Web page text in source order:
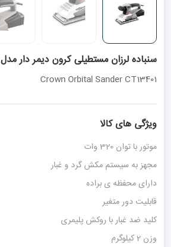
سنباده لرزان مستطیلی کرون دیمر دار مدل CT13401
Crown Orbital Sander CT13401
ویژگی های کالا
موتور با توان 320 وات
مجهز به سیستم مکش گرد و غبار
دارای محفظه ی براده
قابلیت دور متغیر
کلید ضد غبار با روکش پلیمری
وزن 2 کیلوگرم